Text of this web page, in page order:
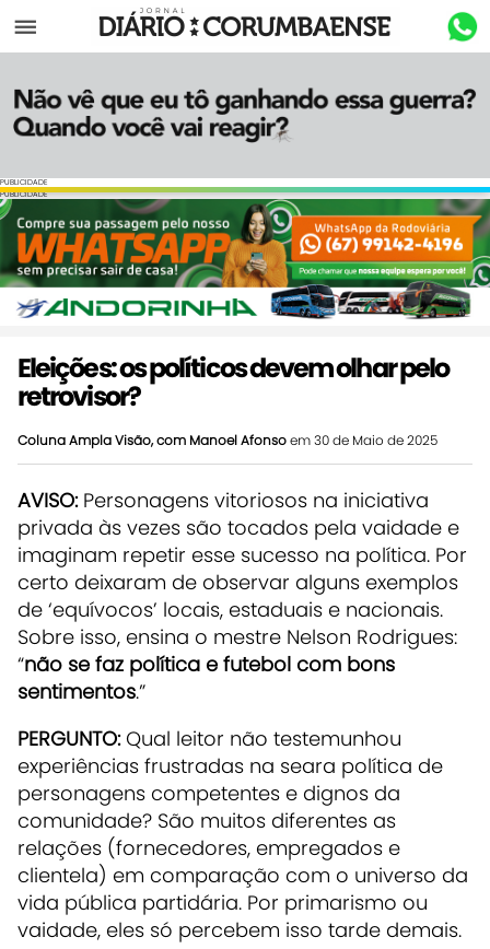
Menu
PUBLICIDADE
PUBLICIDADE
Eleições: os políticos devem olhar pelo
retrovisor?
Coluna Ampla Visão, com Manoel Afonsoem 30 de Maio de 2025
AVISO:Personagens vitoriosos na iniciativa
privada às vezes são tocados pela vaidade e
imaginam repetir esse sucesso na política. Por
certo deixaram de observar alguns exemplos
de ‘equívocos’ locais, estaduais e nacionais.
Sobre isso, ensina o mestre Nelson Rodrigues:
“não se faz política e futebol com bons
sentimentos.”
PERGUNTO:Qual leitor não testemunhou
experiências frustradas na seara política de
personagens competentes e dignos da
comunidade? São muitos diferentes as
relações (fornecedores, empregados e
clientela) em comparação com o universo da
vida pública partidária. Por primarismo ou
vaidade, eles só percebem isso tarde demais.